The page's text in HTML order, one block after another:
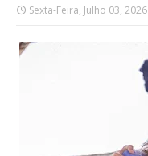
Sexta-Feira, Julho 03, 2026